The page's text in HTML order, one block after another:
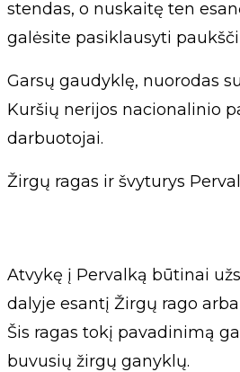
stendas, o nuskaitę ten
galėsite pasiklausyti
Garsų gaudyklę, nuorodas
Kuršių nerijos nacionalinio
darbuotojai.
Žirgų ragas ir švyturys
Atvykę į Pervalką būtinai
dalyje esantį Žirgų rago
Šis ragas tokį pavadinimą
buvusių žirgų ganyklų.